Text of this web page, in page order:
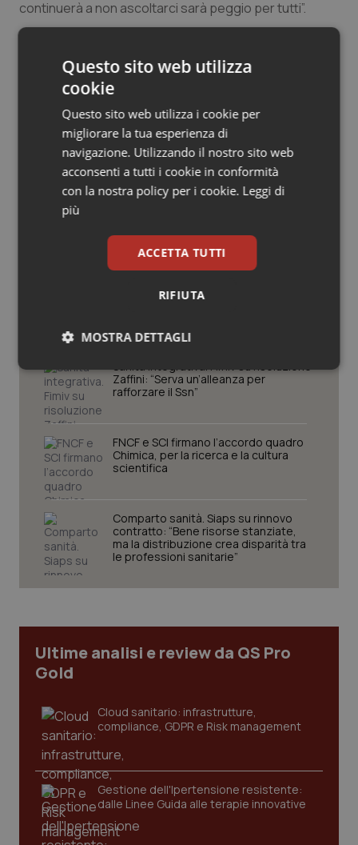
Salute orale & impianti
Sangue & coagulazione
Tumore al seno
Tumore ovarico
Tumori gastrointestinali
continuerà a non ascoltarci sarà peggio per tutti”.
11 Dicembre 2014
© Riproduzione riservata
Potrebbe interessarti in
Lavoro e Professioni
Medicina, posti vuoti e studenti
esclusi. Il Consiglio di Stato accoglie il
Sanità integrativa. Fimiv su risoluzione
Zaffini: “Serva un’alleanza per
rafforzare il Ssn”
FNCF e SCI firmano l’accordo quadro
Chimica, per la ricerca e la cultura
scientifica
Comparto sanità. Siaps su rinnovo
contratto: “Bene risorse stanziate,
ma la distribuzione crea disparità tra
le professioni sanitarie”
Ultime analisi e review da QS Pro
Gold
Cloud sanitario: infrastrutture,
compliance, GDPR e Risk management
Gestione dell'Ipertensione resistente:
dalle Linee Guida alle terapie innovative
Questo sito web utilizza
cookie
Questo sito web utilizza i cookie per
migliorare la tua esperienza di
navigazione. Utilizzando il nostro sito web
acconsenti a tutti i cookie in conformità
con la nostra policy per i cookie. Leggi di
più
ACCETTA TUTTI
RIFIUTA
MOSTRA DETTAGLI
Necessari Statistici Marketing
I cookie necessari contribuiscono a rendere fruibile il
sito web abilitandone funzionalità di base quali la
navigazione sulle pagine e l'accesso alle aree
protette del sito. Il sito web non è in grado di
funzionare correttamente senza questi cookie.
Nome
Fornitore/Dominio
.youtube.com